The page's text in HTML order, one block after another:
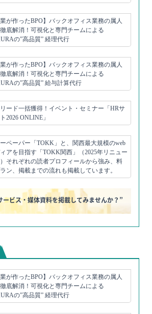
業が作ったBPO】バックオフィス業務の属人
底解消！可視化と専門チームによる
の”高品質” 経理代行
業が作ったBPO】バックオフィス業務の属人
底解消！可視化と専門チームによる
の”高品質” 給与計算代行
ード一括獲得！イベント・セミナー「HRサ
2026 ONLINE」
ペーパー「TOKK」と、関西最大規模のweb
アを目指す「TOKK関西」（2025年リニュー
それぞれの読者プロフィールから強み、料
ン、掲載までの流れも掲載しています。
ービス・媒体資料を掲載してみませんか？”
業が作ったBPO】バックオフィス業務の属人
底解消！可視化と専門チームによる
の”高品質” 経理代行